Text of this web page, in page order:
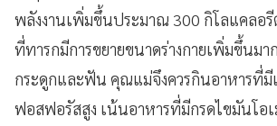
พลังงานเพิ่มขึ้นประมาณ 300 กิโลแคลอรี
ที่ทารกมีการขยายขนาดร่างกายเพิ่มขึ้นมาก
กระดูกและฟัน คุณแม่จึงควรกินอาหารที่มี
ฟอสฟอรัสสูง เน้นอาหารที่มีกรดไขมันโอ